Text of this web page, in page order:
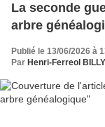
La seconde
arbre
Publié le 13/06/2026 à
Par Henri-Ferreol BILLY